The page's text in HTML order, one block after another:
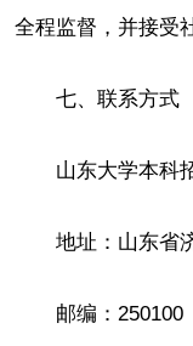
全程监督，并接受
七、联系方式
山东大学本科
地址：山东省
邮编：250100